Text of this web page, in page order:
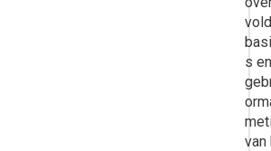
s en
van